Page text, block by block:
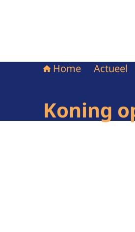
Home Actueel
Koning